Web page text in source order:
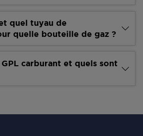
quel tuyau de
quelle bouteille de gaz ?
carburant et quels sont